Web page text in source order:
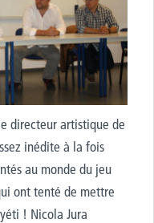
directeur artistique de
inédite à la fois
au monde du jeu
ont tenté de mettre
! Nicola Jura